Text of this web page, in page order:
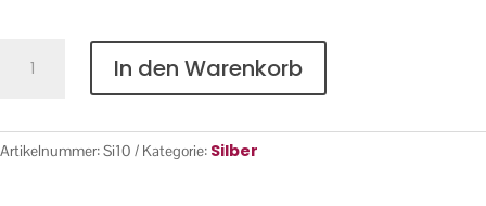
In den Warenkorb
Artikelnummer:Si10 Kategorie: Silber